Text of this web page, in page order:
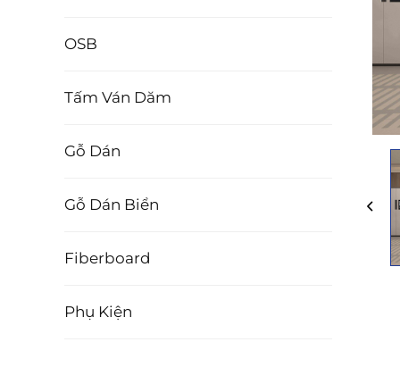
OSB
Tấm Ván Dăm
Gỗ Dán
Gỗ Dán Biển
Fiberboard
Phụ Kiện